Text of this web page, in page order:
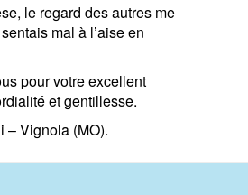
le regard des autres me
mal à l’aise en
pour votre excellent
et gentillesse.
– Vignola (MO).